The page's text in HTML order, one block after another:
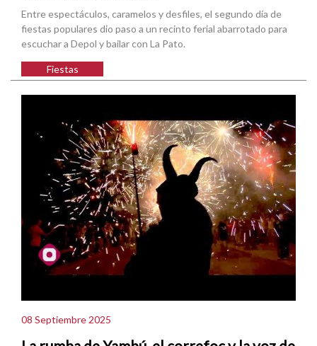
Entre espectáculos, caramelos y desfiles, el segundo día de
fiestas populares dio paso a un recinto ferial abarrotado para
escuchar a Depol y bailar con La Pato.
Fiestas
08 Septiembre 2025